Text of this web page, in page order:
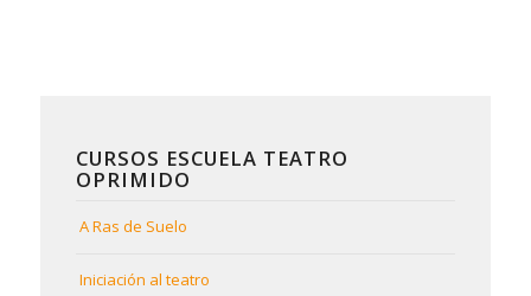
CURSOS ESCUELA TEATRO
OPRIMIDO
A Ras de Suelo
Iniciación al teatro